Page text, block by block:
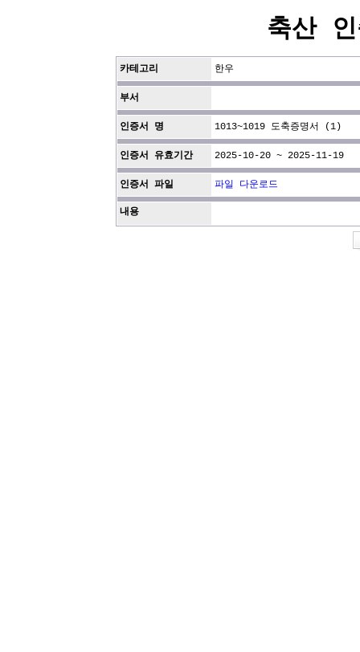
축산
카테고리 한우
부서
인증서 명 1013~1019 도축증명서 (1)
인증서 유효기간 2025-10-20 ~ 2025-11-19
인증서 파일 파일 다운로드
내용